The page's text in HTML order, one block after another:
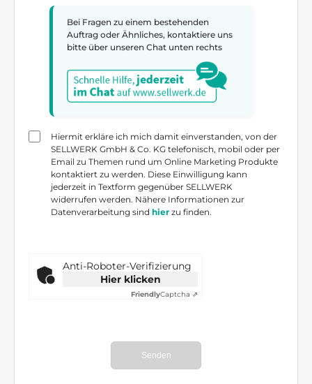
Bei Fragen zu einem bestehenden
Auftrag oder Ähnliches, kontaktiere uns
bitte über unseren Chat unten rechts
Hiermit erkläre ich mich damit einverstanden, von der
SELLWERK GmbH & Co. KG telefonisch, mobil oder per
Email zu Themen rund um Online Marketing Produkte
kontaktiert zu werden. Diese Einwilligung kann
jederzeit in Textform gegenüber SELLWERK
widerrufen werden. Nähere Informationen zur
Datenverarbeitung sind hier zu finden.
Anti-Roboter-Verifizierung
Hier klicken
FriendlyCaptcha ⇗